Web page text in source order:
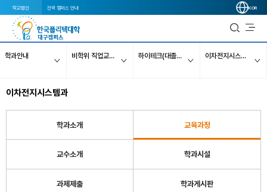
학교법인 전국 캠퍼스 안내 KOR
학과안내 비학위 직업교육과정 하이테크(대졸자)과정 이차전지시스템과
이차전지시스템과
학과소개 교육과정
교수소개 학과시설
과제제출 학과게시판